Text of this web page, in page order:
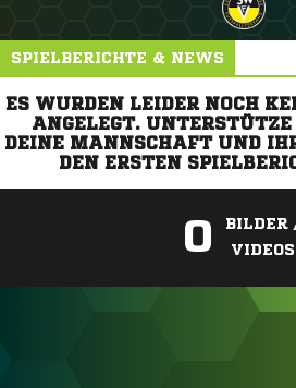
SPIELBERICHTE & NEWS
ES WURDEN LEIDER NOCH
ANGELEGT.
DEINE MANNSCHAFT UND
DEN ERSTEN
0
BILDER
VIDEOS